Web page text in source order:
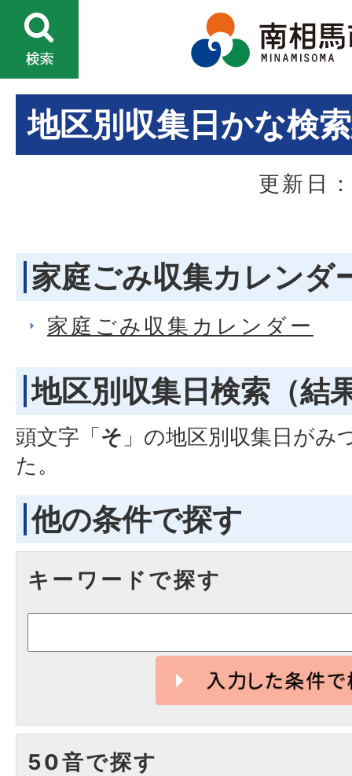
地区別収集日かな検
更新日
家庭ごみ収集カレンダ
家庭ごみ収集カレンダー
地区別収集日検索 （結
頭文字「そ 」の地区別収集日がみ
た。
他の条件で探す
キーワードで探す
50音で探す